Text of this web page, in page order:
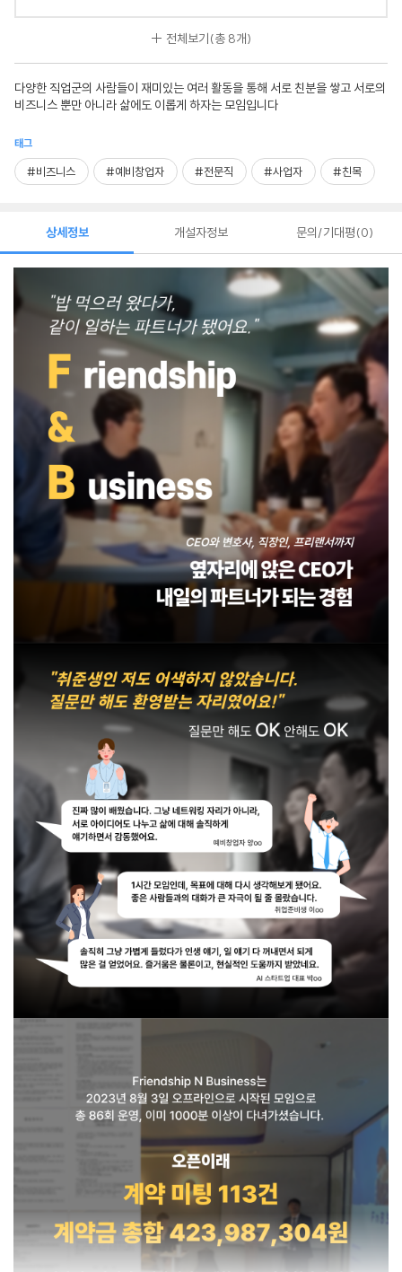
전체보기(총 8개)
다양한 직업군의 사람들이 재미있는 여러 활동을 통해 서로 친분을 쌓고 서로의
비즈니스 뿐만 아니라 삶에도 이롭게 하자는 모임입니다
태그
#비즈니스 #예비창업자 #전문직 #사업자 #친목
상세정보 개설자정보 문의/기대평 0